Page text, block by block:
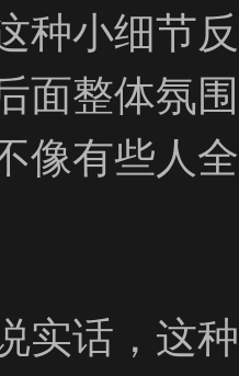
种小细节
面整体氛
像有些人
实话，这